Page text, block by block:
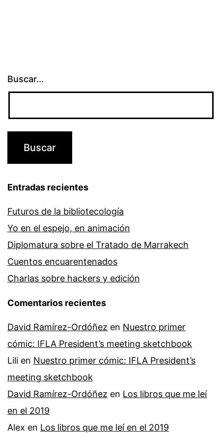
Buscar...
Entradas recientes
Futuros de la bibliotecología
Yo en el espejo, en animación
Diplomatura sobre el Tratado de Marrakech
Cuentos encuarentenados
Charlas sobre hackers y edición
Comentarios recientes
David Ramírez-Ordóñez en Nuestro primer
cómic: IFLA President’s meeting sketchbook
Lili en Nuestro primer cómic: IFLA President’s
meeting sketchbook
David Ramírez-Ordóñez en Los libros que me leí
en el 2019
Alex en Los libros que me leí en el 2019